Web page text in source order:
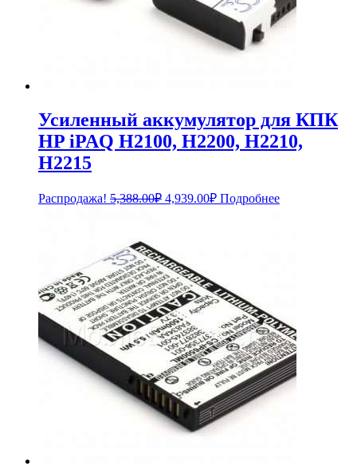
Усиленный аккумулятор для КПК
HP iPAQ H2100, H2200, H2210,
H2215
Распродажа! 5,388.00₽ Первоначальная
4,939.00₽Текущая
Подробнее